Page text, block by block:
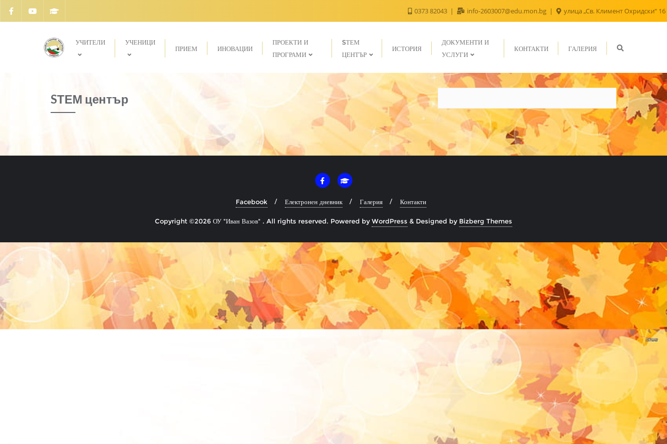
0373 82043 info-2603007@edu.mon.bg улица „Св. Климент Охридски“ 16
УЧИТЕЛИ УЧЕНИЦИ
ПРИЕМ ИНОВАЦИИ
ПРОЕКТИ И
ПРОГРАМИ
SТЕМ
ЦЕНТЪР
ИСТОРИЯ
ДОКУМЕНТИ И
УСЛУГИ
КОНТАКТИ ГАЛЕРИЯ
SТЕМ център
Facebook Електронен дневник Галерия Контакти
Copyright ©2026 ОУ "Иван Вазов" . All rights reserved. Powered byWordPress & Designed by Bizberg Themes